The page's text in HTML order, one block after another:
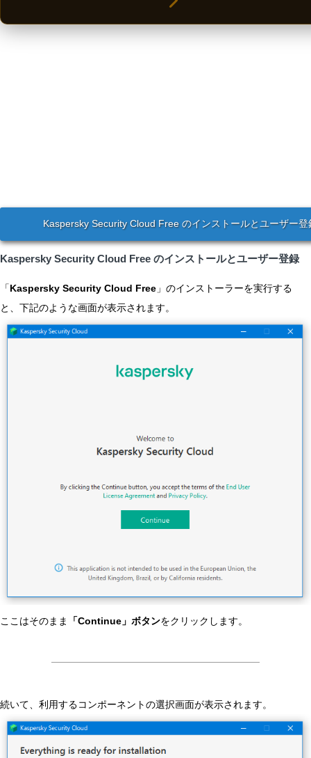
Kaspersky Security Cloud Free のインストールとユーザー登
Kaspersky Security Cloud Free のインストールとユーザー登録
「Kaspersky Security Cloud Free 」のインストーラーを実行する
と、下記のような画面が表示されます。
ここはそのまま 「Continue」ボタンをクリックします。
続いて、利用するコンポーネントの選択画面が表示されます。